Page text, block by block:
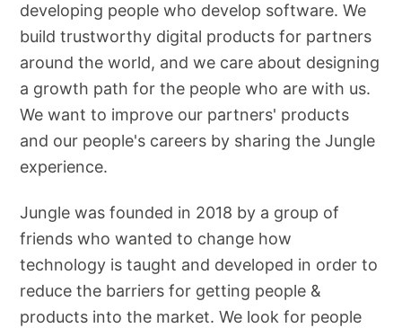
developing people who develop software. We
build trustworthy digital products for partners
around the world, and we care about designing
a growth path for the people who are with us.
We want to improve our partners' products
and our people's careers by sharing the Jungle
experience.
Jungle was founded in 2018 by a group of
friends who wanted to change how
technology is taught and developed in order to
reduce the barriers for getting people &
products into the market. We look for people